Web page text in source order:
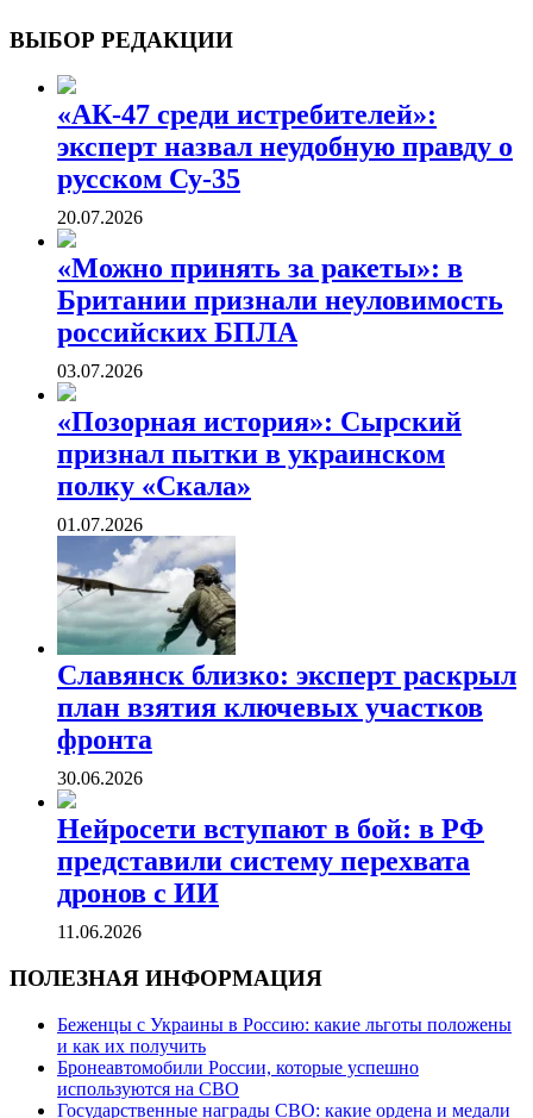
ВОЕННЫЕ СТРАНИЦЫ
СТАТЬИ ВОЕННОЙ ТЕМАТИКИ
ВЫБОР РЕДАКЦИИ
«АК-47 среди истребителей»:
эксперт назвал неудобную правду о
русском Су-35
20.07.2026
«Можно принять за ракеты»: в
Британии признали неуловимость
российских БПЛА
03.07.2026
«Позорная история»: Сырский
признал пытки в украинском
полку «Скала»
01.07.2026
Славянск близко: эксперт раскрыл
план взятия ключевых участков
фронта
30.06.2026
Нейросети вступают в бой: в РФ
представили систему перехвата
дронов с ИИ
11.06.2026
ПОЛЕЗНАЯ ИНФОРМАЦИЯ
Беженцы с Украины в Россию: какие льготы положены
и как их получить
Бронеавтомобили России, которые успешно
используются на СВО
Государственные награды СВО: какие ордена и медали